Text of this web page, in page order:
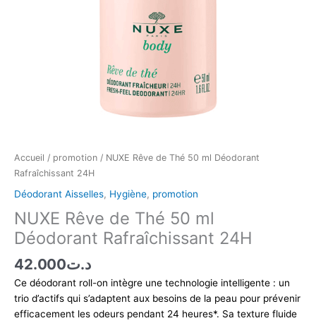
Accueil / promotion / NUXE Rêve de Thé 50 ml Déodorant
Rafraîchissant 24H
Déodorant Aisselles, Hygiène, promotion
NUXE Rêve de Thé 50 ml
Déodorant Rafraîchissant 24H
د.ت42.000
Ce déodorant roll-on intègre une technologie intelligente : un
trio d’actifs qui s’adaptent aux besoins de la peau pour prévenir
efficacement les odeurs pendant 24 heures*. Sa texture fluide